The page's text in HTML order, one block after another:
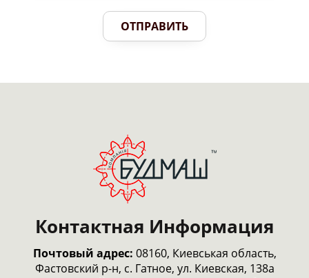
ОТПРАВИТЬ
Контактная Информация
Почтовый адрес: 08160, Киевськая область,
Фастовский р-н, с. Гатное, ул. Киевская, 138а